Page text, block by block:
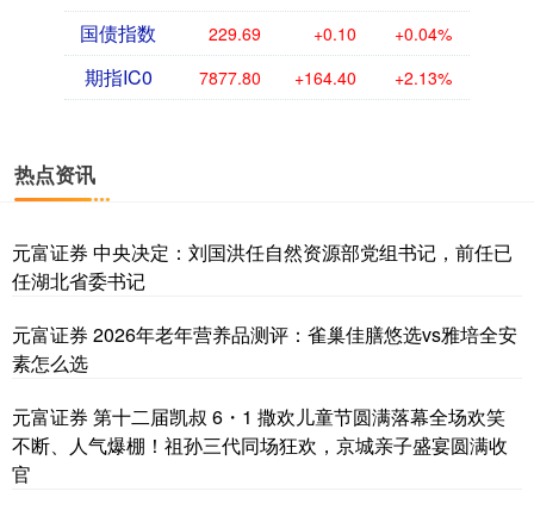
国债指数 229.69 +0.10 +0.04%
期指IC0 7877.80 +164.40 +2.13%
热点资讯
元富证券 中央决定：刘国洪任自然资源部党组书记，前任已
任湖北省委书记
元富证券 2026年老年营养品测评：雀巢佳膳悠选vs雅培全安
素怎么选
元富证券 第十二届凯叔 6・1 撒欢儿童节圆满落幕全场欢笑
不断、人气爆棚！祖孙三代同场狂欢，京城亲子盛宴圆满收
官